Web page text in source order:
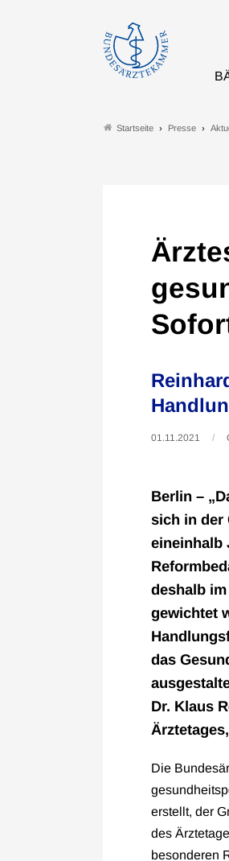
Startseite Presse
01.11.2021
Berlin –
sich in der
eineinhalb
deshalb
gewichtet
das
Dr. Klaus
Die
erstellt, der
des
besonderen